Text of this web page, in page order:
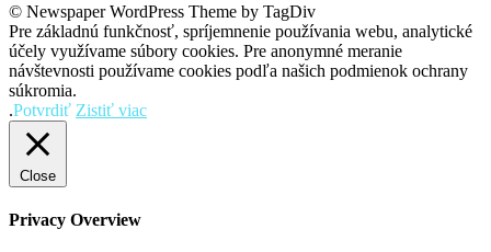
© Newspaper WordPress Theme by TagDiv
Pre základnú funkčnosť, spríjemnenie používania webu, analytické
účely využívame súbory cookies. Pre anonymné meranie
návštevnosti používame cookies podľa našich podmienok ochrany
súkromia.
.Potvrdiť Zistiť viac
Close
Privacy Overview